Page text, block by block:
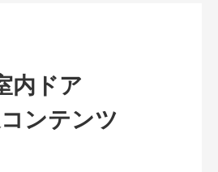
内ドア
ンテンツ